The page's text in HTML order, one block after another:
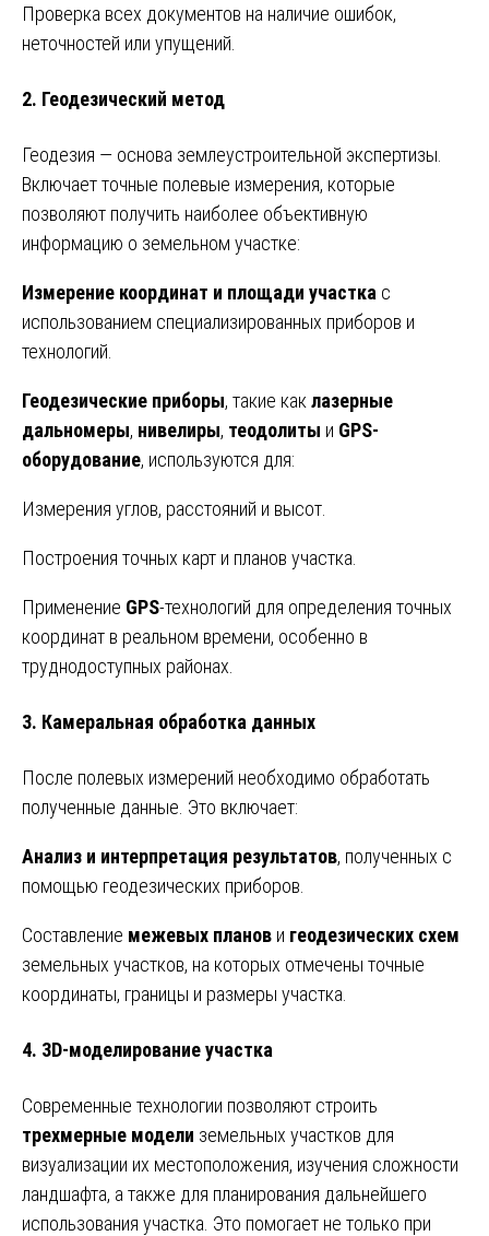
Проверка всех документов на наличие ошибок,
неточностей или упущений.
2. Геодезический метод
Геодезия — основа землеустроительной экспертизы.
Включает точные полевые измерения, которые
позволяют получить наиболее объективную
информацию о земельном участке:
Измерение координат и площади участка с
использованием специализированных приборов и
технологий.
Геодезические приборы, такие как лазерные
дальномеры, нивелиры, теодолиты и GPS-
оборудование, используются для:
Измерения углов, расстояний и высот.
Построения точных карт и планов участка.
Применение GPS-технологий для определения точных
координат в реальном времени, особенно в
труднодоступных районах.
3. Камеральная обработка данных
После полевых измерений необходимо обработать
полученные данные. Это включает:
Анализ и интерпретация результатов, полученных с
помощью геодезических приборов.
Составление межевых планов и геодезических схем
земельных участков, на которых отмечены точные
координаты, границы и размеры участка.
4. 3D-моделирование участка
Современные технологии позволяют строить
трехмерные модели земельных участков для
визуализации их местоположения, изучения сложности
ландшафта, а также для планирования дальнейшего
использования участка. Это помогает не только при